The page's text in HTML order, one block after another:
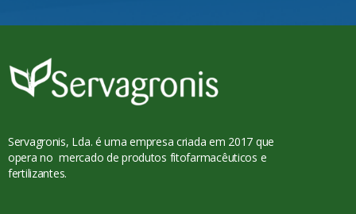
Servagronis, Lda. é uma empresa criada em 2017 que
opera no mercado de produtos fitofarmacêuticos e
fertilizantes.